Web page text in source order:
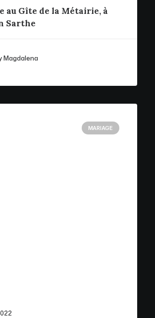
au Gîte de la Métairie, à
Sarthe
Magdalena
MARIAGE